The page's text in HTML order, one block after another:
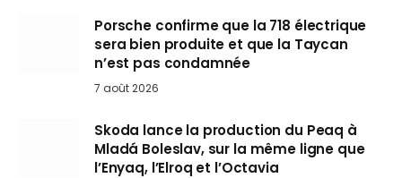
Porsche confirme que la 718 électrique
sera bien produite et que la Taycan
n’est pas condamnée
7 août 2026
Skoda lance la production du Peaq à
Mladá Boleslav, sur la même ligne que
l’Enyaq, l’Elroq et l’Octavia